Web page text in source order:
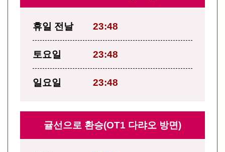
휴일 전날 23:48
토요일 23:48
일요일 23:48
귤선으로 환승(OT1 다랴오 방면)